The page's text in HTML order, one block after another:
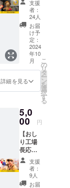
43.5cm
う！
【注意
事項】
・おつ
かれさ
ま会で
の飲食
費は別
途必要
です ・
のスケ
ジュー
定。 ・
支援者
に日程
の詳細
は追っ
てご連
絡いた
A（2,00
0円）】
・おし
り工場
長を、
ただた
だ応援
してい
ただけ
ます ・
おしり
お礼の
メッ
セージ
をお送
りしま
す 【注
意事
項】 ・
お礼の
メッ
支援
者：
24人
お届
け予
定：
2024
年10
月
詳細を見る
こ
の
リ
タ
ー
ン
を
選
択
す
る
5,0
00 円
【おし
り工場
長応援
権
S（5,00
0円）】
・おし
支援
者：
9人
お届